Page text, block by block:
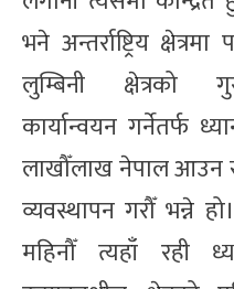
भने अन्तर्राष्ट्रिय
लुम्बिनी क्षेत्रको
कार्यान्वयन गर्नेतर्फ
लाखौँलाख नेपाल आउन
व्यवस्थापन गरौँ भन्ने
महिनौँ त्यहाँ रही